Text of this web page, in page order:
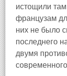
истощили
французам
них не было
последнего
двумя